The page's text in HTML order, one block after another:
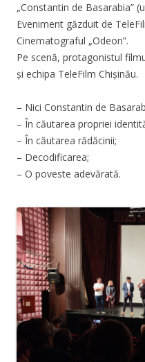
„Constantin de Basarabia”
Eveniment găzduit de
Cinematograful „Odeon”.
Pe scenă, protagonistul
și echipa TeleFilm Chișinău.
– Nici Constantin de
– În căutarea propriei
– În căutarea rădăcinii;
– Decodificarea;
– O poveste adevărată.